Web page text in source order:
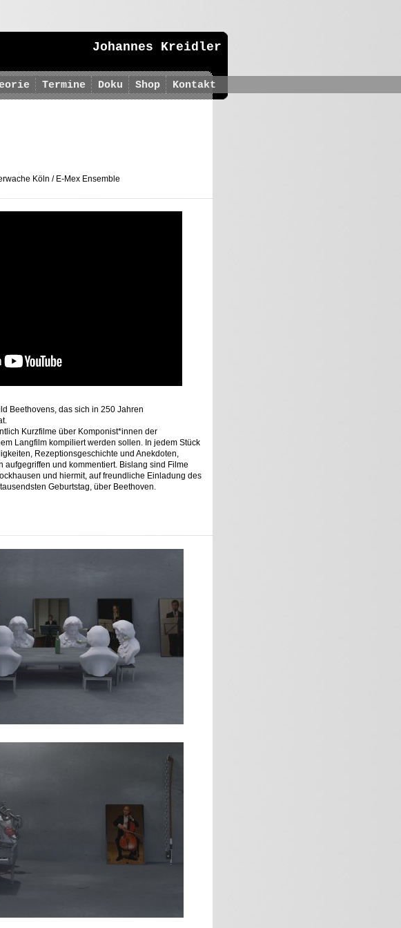
Johannes Kreidler
Termine Doku Shop Kontakt
Köln / E-Mex Ensemble
Beethovens, das sich in 250 Jahren
Kurzfilme über Komponist*innen der
Langfilm kompiliert werden sollen. In jedem Stück
Rezeptionsgeschichte und Anekdoten,
aufgegriffen und kommentiert. Bislang sind Filme
und hiermit, auf freundliche Einladung des
Geburtstag, über Beethoven.